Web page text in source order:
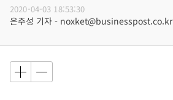
2020-04-03 18:53:30
은주성 기자 - noxket@businesspost.co.kr